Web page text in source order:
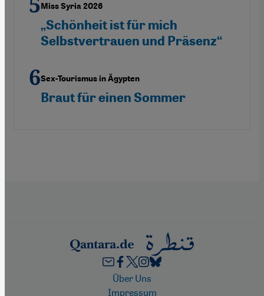
Miss Syria 2026
„Schönheit ist für mich
Selbstvertrauen und Präsenz“
Sex-Tourismus in Ägypten
Braut für einen Sommer
FooterÜber Uns
Impressum